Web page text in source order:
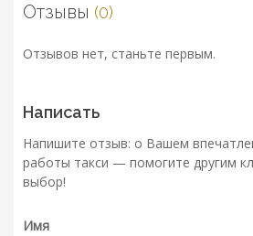
Отзывы (0)
Отзывов нет, станьте первым.
Написать
Напишите отзыв: о Вашем
работы такси — помогите другим
выбор!
Имя